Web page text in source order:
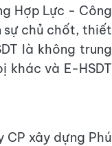
Hợp Lực - Công
sự chủ chốt, thiết
là không trung
khác và E-HSDT
xây dựng Phú